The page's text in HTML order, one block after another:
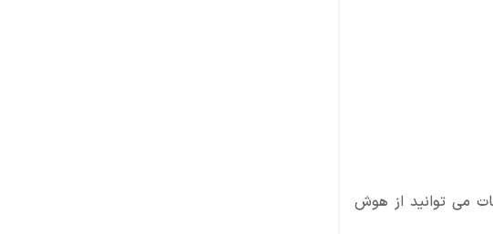
می توانید از هوش